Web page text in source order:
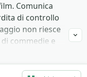
Comunica
di controllo
non riesce
commedie e
classico riso